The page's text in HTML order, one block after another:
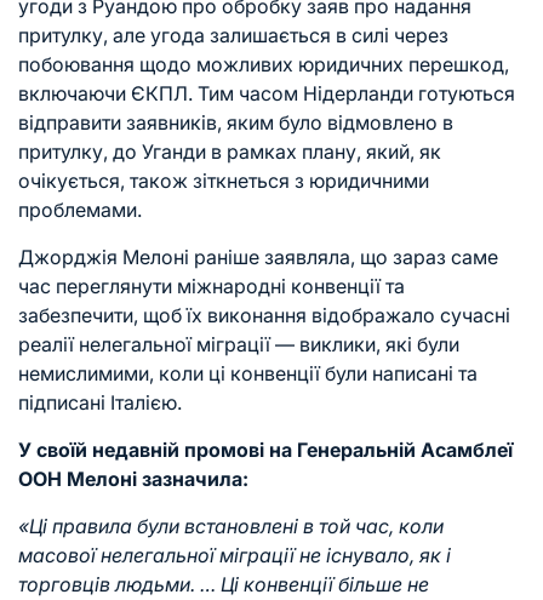
угоди з Руандою про обробку заяв про надання
притулку, але угода залишається в силі через
побоювання щодо можливих юридичних перешкод,
включаючи ЄКПЛ. Тим часом Нідерланди готуються
відправити заявників, яким було відмовлено в
притулку, до Уганди в рамках плану, який, як
очікується, також зіткнеться з юридичними
проблемами.
Джорджія Мелоні раніше заявляла, що зараз саме
час переглянути міжнародні конвенції та
забезпечити, щоб їх виконання відображало сучасні
реалії нелегальної міграції — виклики, які були
немислимими, коли ці конвенції були написані та
підписані Італією.
У своїй недавній промові на Генеральній Асамблеї
ООН Мелоні зазначила:
«Ці правила були встановлені в той час, коли
масової нелегальної міграції не існувало, як і
торговців людьми. … Ці конвенції більше не